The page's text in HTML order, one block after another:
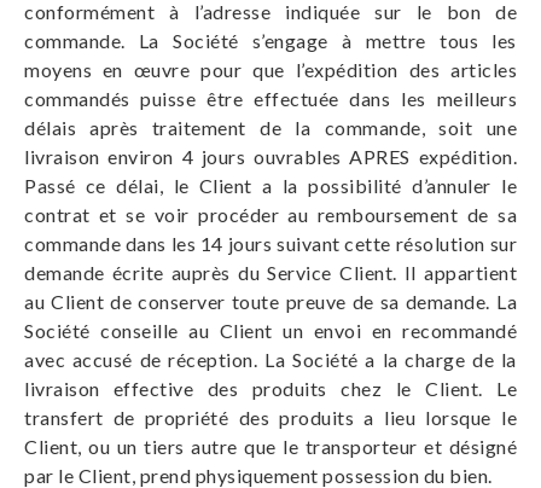
conformément à l’adresse indiquée sur le bon de
commande. La Société s’engage à mettre tous les
moyens en œuvre pour que l’expédition des articles
commandés puisse être effectuée dans les meilleurs
délais après traitement de la commande, soit une
livraison environ 4 jours ouvrables APRES expédition.
Passé ce délai, le Client a la possibilité d’annuler le
contrat et se voir procéder au remboursement de sa
commande dans les 14 jours suivant cette résolution sur
demande écrite auprès du Service Client. Il appartient
au Client de conserver toute preuve de sa demande. La
Société conseille au Client un envoi en recommandé
avec accusé de réception. La Société a la charge de la
livraison effective des produits chez le Client. Le
transfert de propriété des produits a lieu lorsque le
Client, ou un tiers autre que le transporteur et désigné
par le Client, prend physiquement possession du bien.